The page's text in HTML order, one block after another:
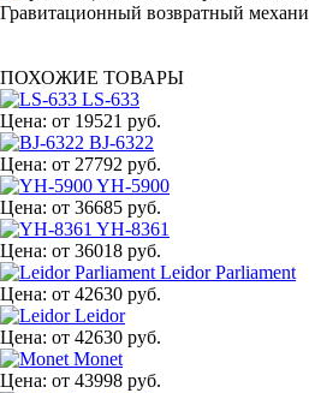
Гравитационный возвратный
ПОХОЖИЕ ТОВАРЫ
LS-633
Цена: от 19521 руб.
BJ-6322
Цена: от 27792 руб.
YH-5900
Цена: от 36685 руб.
YH-8361
Цена: от 36018 руб.
Leidor Parliament
Цена: от 42630 руб.
Leidor
Цена: от 42630 руб.
Monet
Цена: от 43998 руб.